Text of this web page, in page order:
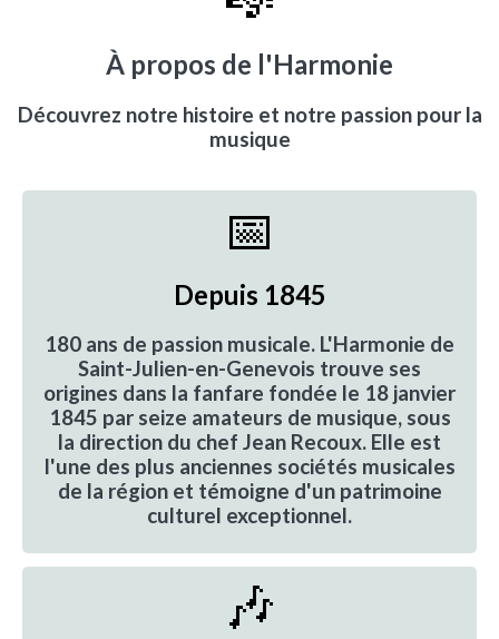
À propos de l'Harmonie
Découvrez notre histoire et notre passion pour la
musique
📅
Depuis 1845
180 ans de passion musicale. L'Harmonie de
Saint-Julien-en-Genevois trouve ses
origines dans la fanfare fondée le 18 janvier
1845 par seize amateurs de musique, sous
la direction du chef Jean Recoux. Elle est
l'une des plus anciennes sociétés musicales
de la région et témoigne d'un patrimoine
culturel exceptionnel.
🎶